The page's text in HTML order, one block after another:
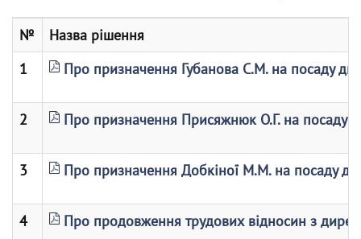
№
Назва рішення
1
Про призначення Губанова С.М. на посаду
2 Про призначення Присяжнюк О.Г. на посаду
3 Про призначення Добкіної М.М. на посаду
4 Про продовження трудових відносин з